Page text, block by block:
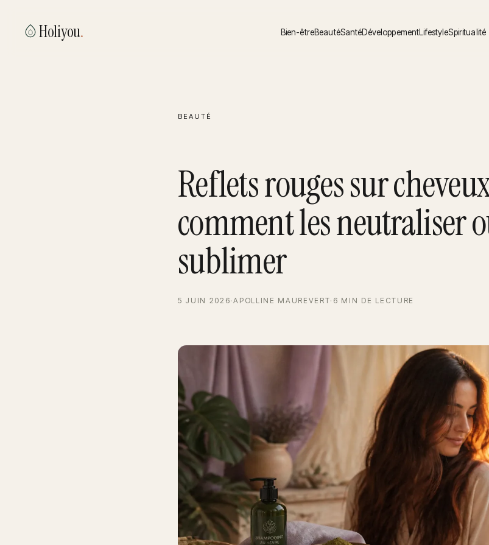
Holiyou. Bien-êtreBeautéSantéDéveloppementLifestyleSpiritualité
BEAUTÉ
Reflets rouges sur
comment les neutraliser
sublimer
5 JUIN 2026·APOLLINE MAUREVERT· 6 MIN DE LECTURE